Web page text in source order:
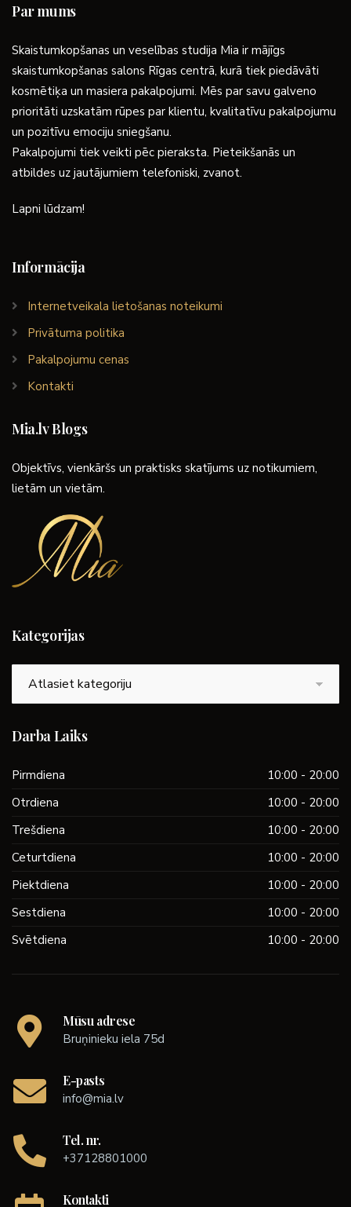
Par mums
Skaistumkopšanas un veselības studija Mia ir mājīgs
skaistumkopšanas salons Rīgas centrā, kurā tiek piedāvāti
kosmētiķa un masiera pakalpojumi. Mēs par savu galveno
prioritāti uzskatām rūpes par klientu, kvalitatīvu pakalpojumu
un pozitīvu emociju sniegšanu.
Pakalpojumi tiek veikti pēc pieraksta. Pieteikšanās un
atbildes uz jautājumiem telefoniski, zvanot.
Lapni lūdzam!
Informācija
Internetveikala lietošanas noteikumi
Privātuma politika
Pakalpojumu cenas
Kontakti
Mia.lv Blogs
Objektīvs, vienkāršs un praktisks skatījums uz notikumiem,
lietām un vietām.
Kategorijas
Darba Laiks
Pirmdiena
10:00 - 20:00
Otrdiena
10:00 - 20:00
Trešdiena
10:00 - 20:00
Ceturtdiena
10:00 - 20:00
Piektdiena
10:00 - 20:00
Sestdiena
10:00 - 20:00
Svētdiena
10:00 - 20:00
Mūsu adrese
Bruņinieku iela 75d
E-pasts
info@mia.lv
Tel. nr.
+37128801000
Kontakti